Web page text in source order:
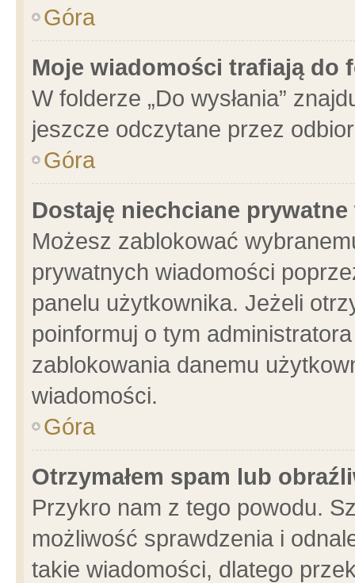
Góra
Moje wiadomości trafiają do
W folderze „Do wysłania”
jeszcze odczytane przez
Góra
Dostaję niechciane
Możesz zablokować
prywatnych wiadomości
panelu użytkownika. Jeżeli
poinformuj o tym
zablokowania danemu
wiadomości.
Góra
Otrzymałem spam lub
Przykro nam z tego powodu.
możliwość sprawdzenia i
takie wiadomości, dlatego